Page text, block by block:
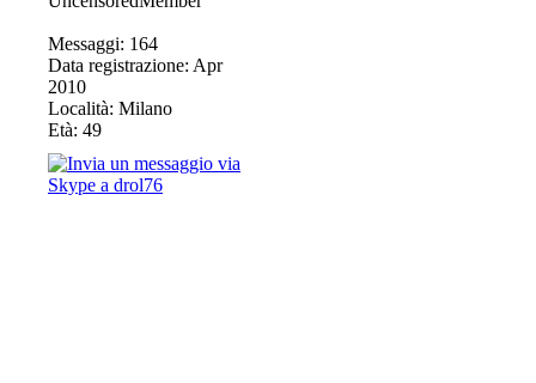
Messaggi: 164
Data registrazione: Apr
2010
Località: Milano
Età: 49